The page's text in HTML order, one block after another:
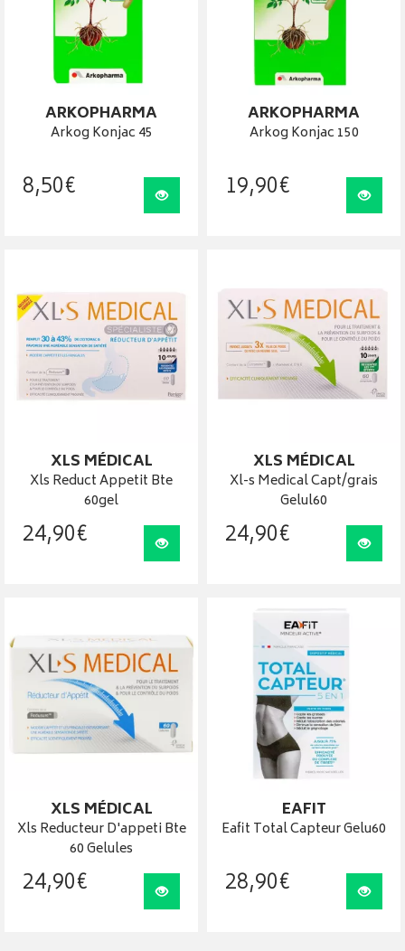
ARKOPHARMA
Arkog Konjac 45
8,50€ Visualiser
ARKOPHARMA
Arkog Konjac 150
19,90€
XLS MÉDICAL
Xls Reduct Appetit Bte
60gel
24,90€ Visualiser
XLS MÉDICAL
Xl-s Medical Capt/grais
Gelul60
24,90€
XLS MÉDICAL
Xls Reducteur D'appeti Bte
60 Gelules
24,90€ Visualiser
EAFIT
Eafit Total Capteur Gelu60
28,90€